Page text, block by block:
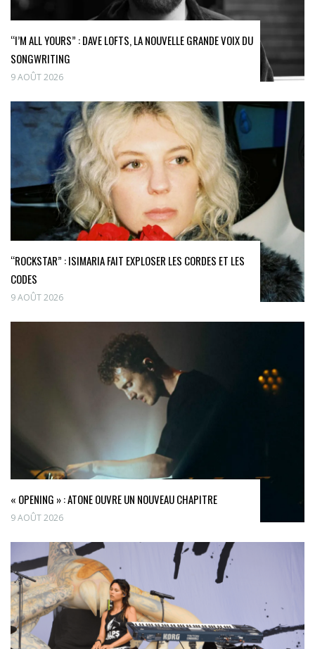
“I’M ALL YOURS” : DAVE LOFTS, LA NOUVELLE GRANDE VOIX DU
SONGWRITING
9 AOÛT 2026
“ROCKSTAR” : ISIMARIA FAIT EXPLOSER LES CORDES ET LES
CODES
9 AOÛT 2026
« OPENING » : ATONE OUVRE UN NOUVEAU CHAPITRE
9 AOÛT 2026